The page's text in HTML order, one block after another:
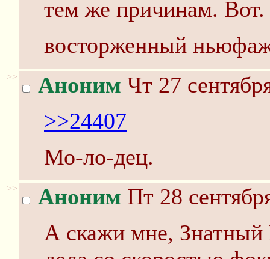
тем же причинам. Вот.
восторженный
>> Аноним Чт 27
>>24407
Мо-ло-дец.
>> Аноним Пт 28
А скажи мне, Знатный